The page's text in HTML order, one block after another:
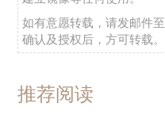
如有意愿转载，请发邮件至
确认及授权后，方可转载。
推荐阅读